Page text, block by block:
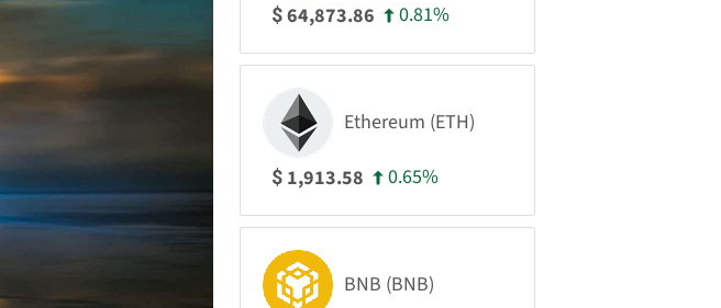
$64,873.86 0.81%
Ethereum (ETH)
$ 1,913.58 0.65%
BNB (BNB)